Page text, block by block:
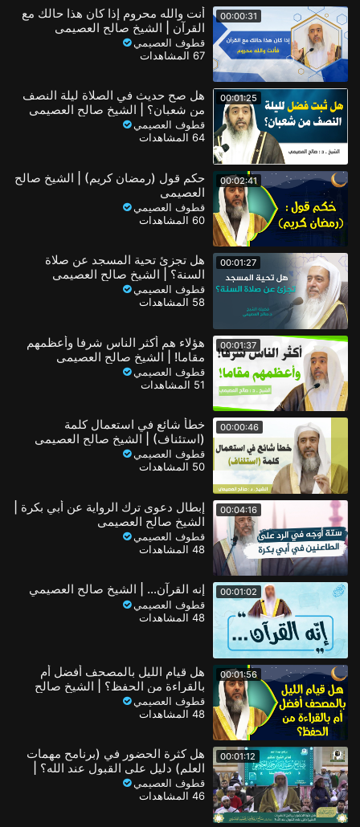
00:00:31
أنت والله محروم إذا كان هذا حالك مع
القرآن | الشيخ صالح العصيمي
قطوف العصيمي
67 المشاهدات
00:01:25
هل صح حديث في الصلاة ليلة النصف
من شعبان؟ | الشيخ صالح العصيمي
قطوف العصيمي
64 المشاهدات
00:02:41
حكم قول (رمضان كريم) | الشيخ صالح
العصيمي
قطوف العصيمي
60 المشاهدات
00:01:27
هل تجزئ تحية المسجد عن صلاة
السنة؟ | الشيخ صالح العصيمي
قطوف العصيمي
58 المشاهدات
00:01:37
هؤلاء هم أكثر الناس شرفا وأعظمهم
مقاما! | الشيخ صالح العصيمي
قطوف العصيمي
51 المشاهدات
00:00:46
خطأ شائع في استعمال كلمة
(استئناف) | الشيخ صالح العصيمي
قطوف العصيمي
50 المشاهدات
00:04:16
إبطال دعوى ترك الرواية عن أبي بكرة |
الشيخ صالح العصيمي
قطوف العصيمي
48 المشاهدات
00:01:02 إنه القرآن… | الشيخ صالح العصيمي
قطوف العصيمي
48 المشاهدات
00:01:56
هل قيام الليل بالمصحف أفضل أم
بالقراءة من الحفظ؟ | الشيخ صالح
العصيمي
قطوف العصيمي
48 المشاهدات
00:01:12
هل كثرة الحضور في (برنامح مهمات
العلم) دليل على القبول عند الله؟ |
الشيخ صالح العصيمي
قطوف العصيمي
46 المشاهدات